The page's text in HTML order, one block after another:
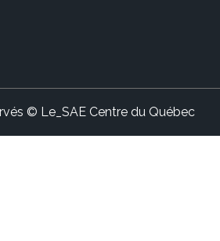
© Le_SAE Centre du Québec